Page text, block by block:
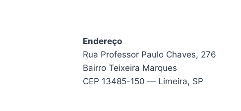
Endereço
Rua Professor Paulo Chaves, 276
Bairro Teixeira Marques
CEP 13485-150 — Limeira, SP